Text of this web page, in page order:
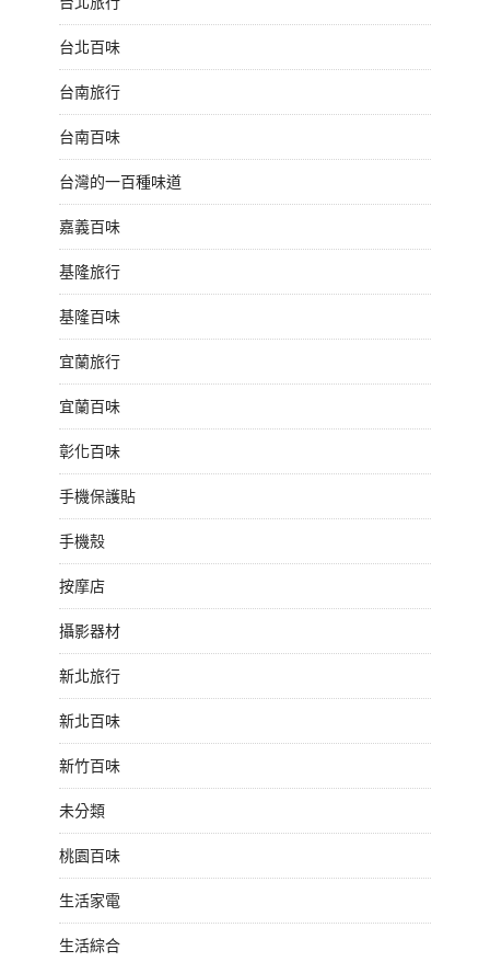
台北百味
台南旅行
台南百味
台灣的一百種味道
嘉義百味
基隆旅行
基隆百味
宜蘭旅行
宜蘭百味
彰化百味
手機保護貼
手機殼
按摩店
攝影器材
新北旅行
新北百味
新竹百味
未分類
桃園百味
生活家電
生活綜合